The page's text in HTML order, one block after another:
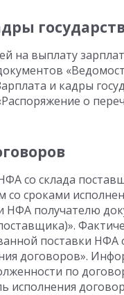
на выплату
и кадры
о
со склада
сроками
НФА получателю
поставки НФА
договоров».
по
исполнения